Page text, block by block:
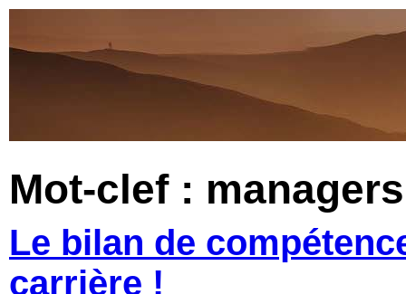
Mot-clef : managers
Le bilan de
carrière !